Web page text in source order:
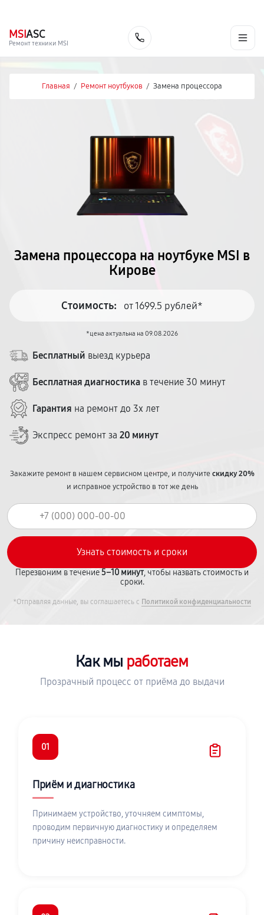
MSIASC
Ремонт техники MSI
Главная / Ремонт ноутбуков / Замена процессора
Замена процессора на ноутбуке MSI в
Кирове
Стоимость: от 1699.5 рублей*
*цена актуальна на 09.08.2026
Бесплатный выезд курьера
Бесплатная диагностика в течение 30 минут
Гарантия на ремонт до 3х лет
Экспресс ремонт за 20 минут
Закажите ремонт в нашем сервисном центре, и получитескидку 20%
и исправное устройство в тот же день
Перезвоним в течение5–10 минут, чтобы назвать стоимость и
сроки.
*Отправляя данные, вы соглашаетесь с Политикой конфиденциальности
Как мы работаем
Прозрачный процесс от приёма до выдачи
01
Приём и диагностика
Принимаем устройство, уточняем симптомы,
проводим первичную диагностику и определяем
причину неисправности.